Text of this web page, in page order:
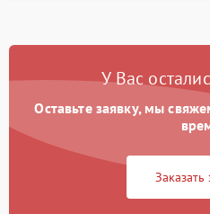
У Вас
Оставьте заявку, мы
Заказать